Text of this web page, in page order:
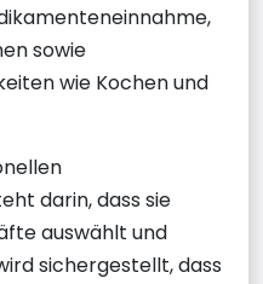
sowie
wie Kochen und
darin, dass sie
auswählt und
sichergestellt, dass